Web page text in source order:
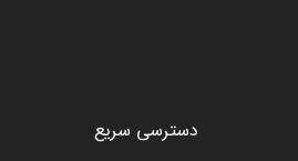
دسترسی سریع